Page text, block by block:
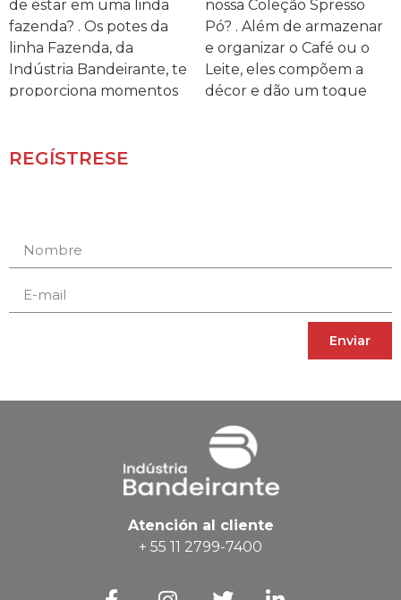
REGÍSTRESE
Enviar
Atención al cliente
+ 55 11 2799-7400